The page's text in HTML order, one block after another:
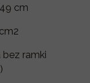
cm
bez ramki